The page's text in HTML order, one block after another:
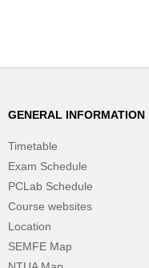
GENERAL INFORMATION
Timetable
Exam Schedule
PCLab Schedule
Course websites
Location
SEMFE Map